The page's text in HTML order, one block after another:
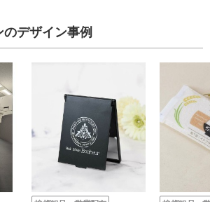
デザイン事例